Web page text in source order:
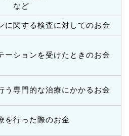
など
に関する検査に対してのお金
ーションを受けたときのお金
う専門的な治療にかかるお金
を行った際のお金